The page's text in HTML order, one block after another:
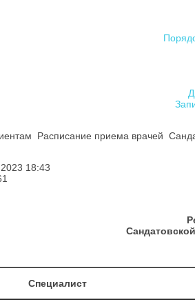
Расписание приема врачей
18:43
Специалист